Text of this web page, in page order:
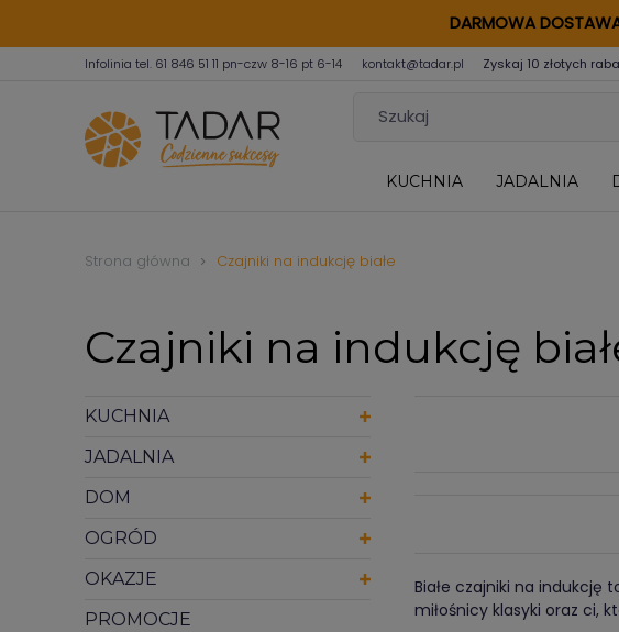
DARMOWA
Infolinia tel. 61 846 51 11 pn-czw 8-16 pt 6-14 kontakt@tadar.pl Zyskaj 10 złotych
KUCHNIA JADALNIA
Strona główna Czajniki na indukcję białe
Czajniki na indukcję
KUCHNIA
JADALNIA
DOM
OGRÓD
OKAZJE
PROMOCJE
Białe czajniki na indukcję
miłośnicy klasyki oraz ci,